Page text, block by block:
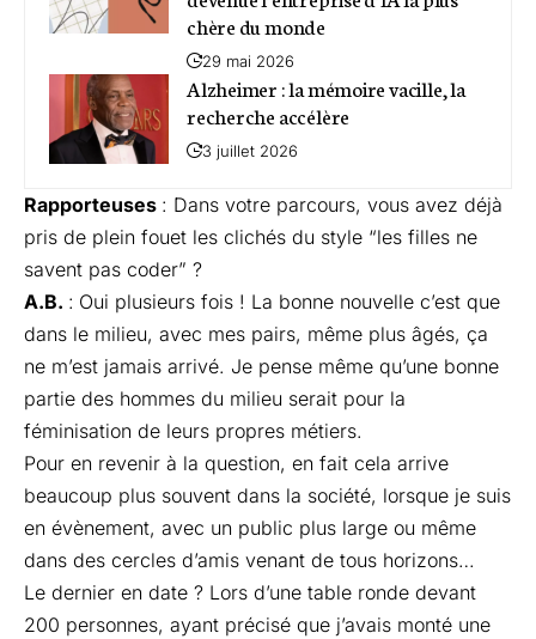
chère du monde
29 mai 2026
Alzheimer : la mémoire vacille, la
recherche accélère
3 juillet 2026
Rapporteuses : Dans votre parcours, vous avez déjà
pris de plein fouet les clichés du style “les filles ne
savent pas coder” ?
A.B. : Oui plusieurs fois ! La bonne nouvelle c’est que
dans le milieu, avec mes pairs, même plus âgés, ça
ne m’est jamais arrivé. Je pense même qu’une bonne
partie des hommes du milieu serait pour la
féminisation de leurs propres métiers.
Pour en revenir à la question, en fait cela arrive
beaucoup plus souvent dans la société, lorsque je suis
en évènement, avec un public plus large ou même
dans des cercles d’amis venant de tous horizons…
Le dernier en date ? Lors d’une table ronde devant
200 personnes, ayant précisé que j’avais monté une